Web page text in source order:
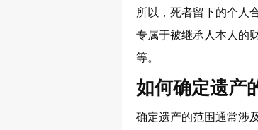
所以，死者留下的个人
专属于被继承人本人的
等。
如何确定遗产
确定遗产的范围通常涉